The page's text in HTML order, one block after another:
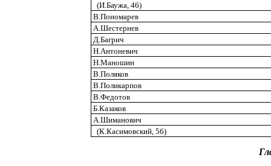
(И.Баужа, 46)
В.Пономарев
А.Шестернев
Д.Багрич
Н.Антоневич
Н.Маношин
В.Поляков
В.Поликарпов
В.Федотов
Б.Казаков
А.Шиманович
(К.Касимовский, 56)